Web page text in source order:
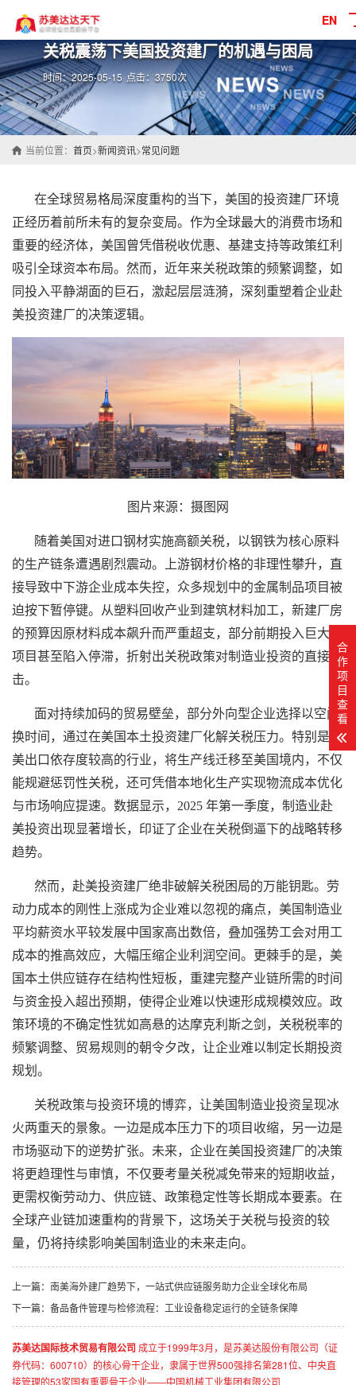
EN
关税震荡下美国投资建厂的机遇与困局
时间：2025-05-15 点击：3750次
当前位置： 首页>新闻资讯>常见问题
在全球贸易格局深度重构的当下，美国的投资建厂环境
正经历着前所未有的复杂变局。作为全球最大的消费市场和
重要的经济体，美国曾凭借税收优惠、基建支持等政策红利
吸引全球资本布局。然而，近年来关税政策的频繁调整，如
同投入平静湖面的巨石，激起层层涟漪，深刻重塑着企业赴
美投资建厂的决策逻辑。
图片来源：摄图网
随着美国对进口钢材实施高额关税，以钢铁为核心原料
的生产链条遭遇剧烈震动。上游钢材价格的非理性攀升，直
接导致中下游企业成本失控，众多规划中的金属制品项目被
迫按下暂停键。从塑料回收产业到建筑材料加工，新建厂房
的预算因原材料成本飙升而严重超支，部分前期投入巨大的
项目甚至陷入停滞，折射出关税政策对制造业投资的直接冲
击。
面对持续加码的贸易壁垒，部分外向型企业选择以空间
换时间，通过在美国本土投资建厂化解关税压力。特别是对
美出口依存度较高的行业，将生产线迁移至美国境内，不仅
能规避惩罚性关税，还可凭借本地化生产实现物流成本优化
与市场响应提速。数据显示，2025 年第一季度，制造业赴
美投资出现显著增长，印证了企业在关税倒逼下的战略转移
趋势。
然而，赴美投资建厂绝非破解关税困局的万能钥匙。劳
动力成本的刚性上涨成为企业难以忽视的痛点，美国制造业
平均薪资水平较发展中国家高出数倍，叠加强势工会对用工
成本的推高效应，大幅压缩企业利润空间。更棘手的是，美
国本土供应链存在结构性短板，重建完整产业链所需的时间
与资金投入超出预期，使得企业难以快速形成规模效应。政
策环境的不确定性犹如高悬的达摩克利斯之剑，关税税率的
频繁调整、贸易规则的朝令夕改，让企业难以制定长期投资
规划。
关税政策与投资环境的博弈，让美国制造业投资呈现冰
火两重天的景象。一边是成本压力下的项目收缩，另一边是
市场驱动下的逆势扩张。未来，企业在美国投资建厂的决策
将更趋理性与审慎，不仅要考量关税减免带来的短期收益，
更需权衡劳动力、供应链、政策稳定性等长期成本要素。在
全球产业链加速重构的背景下，这场关于关税与投资的较
量，仍将持续影响美国制造业的未来走向。
上一篇： 南美海外建厂趋势下，一站式供应链服务助力企业全球化布局
下一篇： 备品备件管理与检修流程：工业设备稳定运行的全链条保障
苏美达国际技术贸易有限公司 成立于1999年3月，是苏美达股份有限公司（证
券代码：600710）的核心骨干企业，隶属于世界500强排名第281位、中央直
接管理的53家国有重要骨干企业——中国机械工业集团有限公司
合
作
项
目
查
看